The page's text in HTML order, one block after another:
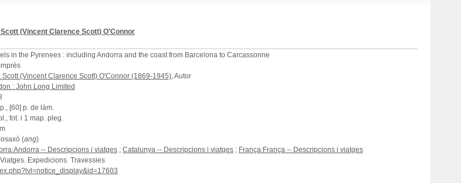
Scott (Vincent Clarence Scott) O'Connor
in the Pyrenees : including Andorra and the coast from Barcelona to Carcassonne
Scott (Vincent Clarence Scott) O'Connor (1869-1945), Autor
: John Long Limited
[60] p. de làm.
fot. i 1 map. pleg.
(ang)
-- Descripcions i viatges ; Catalunya -- Descripcions i viatges ; França:França -- Descripcions i viatges
Viatges. Expedicions. Travessies